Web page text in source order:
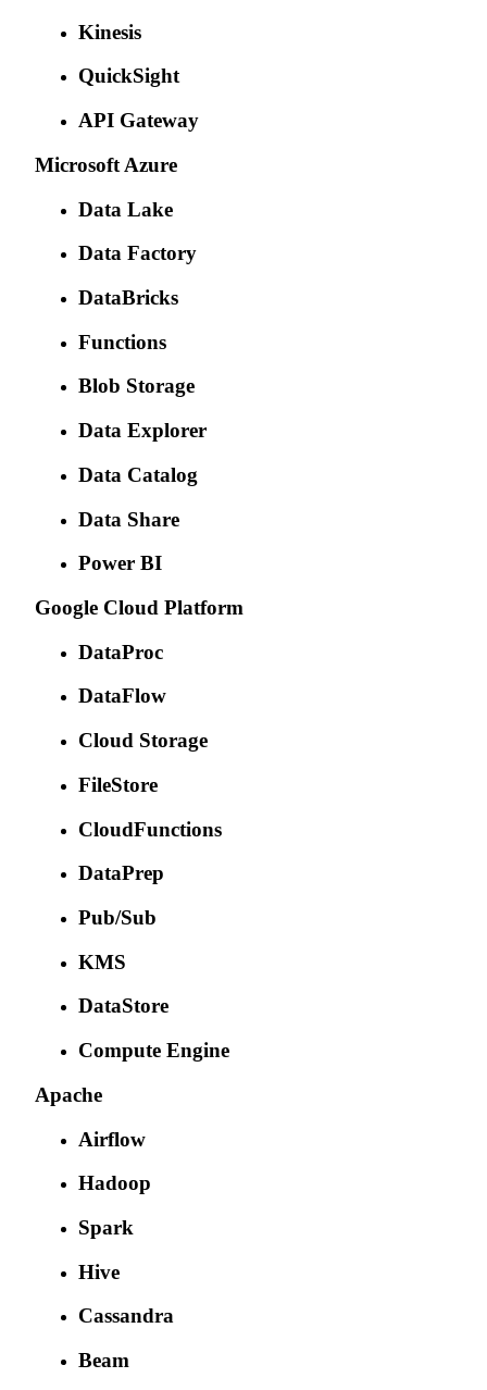
Kinesis
QuickSight
API Gateway
Microsoft Azure
Data Lake
Data Factory
DataBricks
Functions
Blob Storage
Data Explorer
Data Catalog
Data Share
Power BI
Google Cloud Platform
DataProc
DataFlow
Cloud Storage
FileStore
CloudFunctions
DataPrep
Pub/Sub
KMS
DataStore
Compute Engine
Apache
Airflow
Hadoop
Spark
Hive
Cassandra
Beam